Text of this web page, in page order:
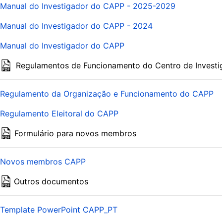
Manual do Investigador do CAPP - 2025-2029
Manual do Investigador do CAPP - 2024
Manual do Investigador do CAPP
Regulamentos de Funcionamento do Centro de
Regulamento da Organização e Funcionamento do CAPP
Regulamento Eleitoral do CAPP
Formulário para novos membros
Novos membros CAPP
Outros documentos
Template PowerPoint CAPP_PT